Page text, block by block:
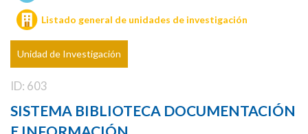
Listado general de unidades de investigación
Unidad de Investigación
ID: 603
SISTEMA BIBLIOTECA DOCUMENTACIÓN